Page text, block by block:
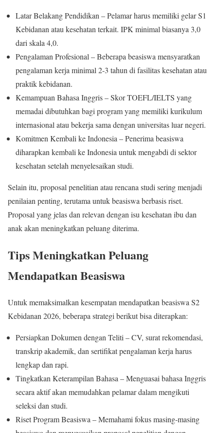
Latar Belakang Pendidikan – Pelamar harus memiliki gelar S1
Kebidanan atau kesehatan terkait. IPK minimal biasanya 3,0
dari skala 4,0.
Pengalaman Profesional – Beberapa beasiswa mensyaratkan
pengalaman kerja minimal 2-3 tahun di fasilitas kesehatan atau
praktik kebidanan.
Kemampuan Bahasa Inggris – Skor TOEFL/IELTS yang
memadai dibutuhkan bagi program yang memiliki kurikulum
internasional atau bekerja sama dengan universitas luar negeri.
Komitmen Kembali ke Indonesia – Penerima beasiswa
diharapkan kembali ke Indonesia untuk mengabdi di sektor
kesehatan setelah menyelesaikan studi.
Selain itu, proposal penelitian atau rencana studi sering menjadi
penilaian penting, terutama untuk beasiswa berbasis riset.
Proposal yang jelas dan relevan dengan isu kesehatan ibu dan
anak akan meningkatkan peluang diterima.
Tips Meningkatkan Peluang
Mendapatkan Beasiswa
Untuk memaksimalkan kesempatan mendapatkan beasiswa S2
Kebidanan 2026, beberapa strategi berikut bisa diterapkan:
Persiapkan Dokumen dengan Teliti – CV, surat rekomendasi,
transkrip akademik, dan sertifikat pengalaman kerja harus
lengkap dan rapi.
Tingkatkan Keterampilan Bahasa – Menguasai bahasa Inggris
secara aktif akan memudahkan pelamar dalam mengikuti
seleksi dan studi.
Riset Program Beasiswa – Memahami fokus masing-masing